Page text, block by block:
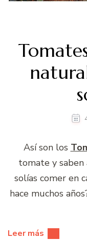
Así son los
tomate y saben
solías comer en
hace muchos
Leer más